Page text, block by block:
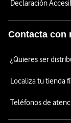
Declaración
Contacta con
¿Quieres ser
Localiza tu tienda
Teléfonos de